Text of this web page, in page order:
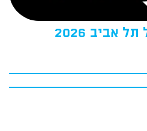
אביב 2026